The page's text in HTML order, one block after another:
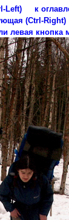
Left)
к
(Ctrl-Right)
левая